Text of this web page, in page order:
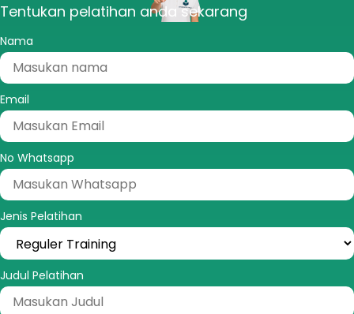
Tentukan pelatihan anda sekarang
Nama
Email
No Whatsapp
Jenis Pelatihan
Judul Pelatihan